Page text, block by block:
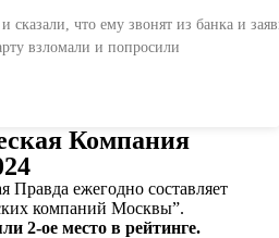
что ему звонят из банка и
взломали и попросили
Компания
Правда ежегодно составляет
компаний Москвы”.
2-ое место в рейтинге.